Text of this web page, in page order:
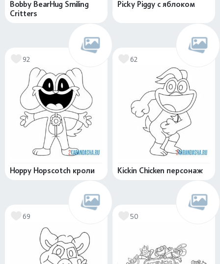
Bobby BearHug Smiling
Critters
Picky Piggy с яблоком
92
Hoppy Hopscotch кроли
62
Kickin Chicken персонаж
69 50